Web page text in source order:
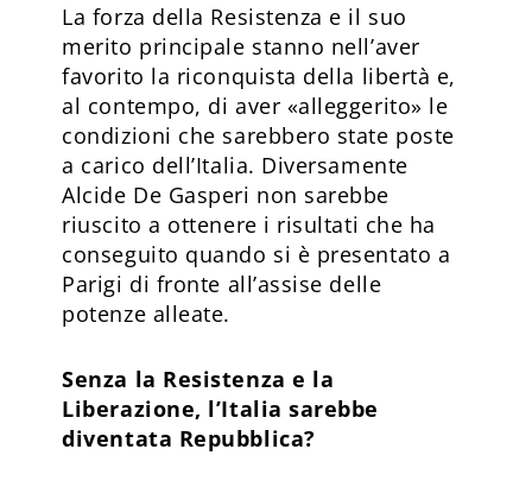
La forza della Resistenza e il suo
merito principale stanno nell’aver
favorito la riconquista della libertà e,
al contempo, di aver «alleggerito» le
condizioni che sarebbero state poste
a carico dell’Italia. Diversamente
Alcide De Gasperi non sarebbe
riuscito a ottenere i risultati che ha
conseguito quando si è presentato a
Parigi di fronte all’assise delle
potenze alleate.
Senza la Resistenza e la
Liberazione, l’Italia sarebbe
diventata Repubblica?